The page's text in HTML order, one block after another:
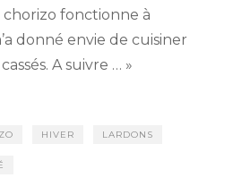
chorizo fonctionne à
donné envie de cuisiner
A suivre … »
HIVER LARDONS